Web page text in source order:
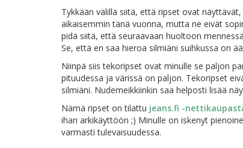
Tykkään välillä siitä, että ripset ovat
aikaisemmin tänä vuonna, mutta ne eivät
pidä siitä, että seuraavaan huoltoon
Se, että en saa hieroa silmiäni suihkussa on
Niinpä siis tekoripset ovat minulle se paljon
pituudessa ja värissä on paljon. Tekoripset
silmiäni. Nudemeikkiinkin saa helposti lisää
Nämä ripset on tilattu jeans.fi -
ihan arkikäyttöön ;) Minulle on iskenyt
varmasti tulevaisuudessa.